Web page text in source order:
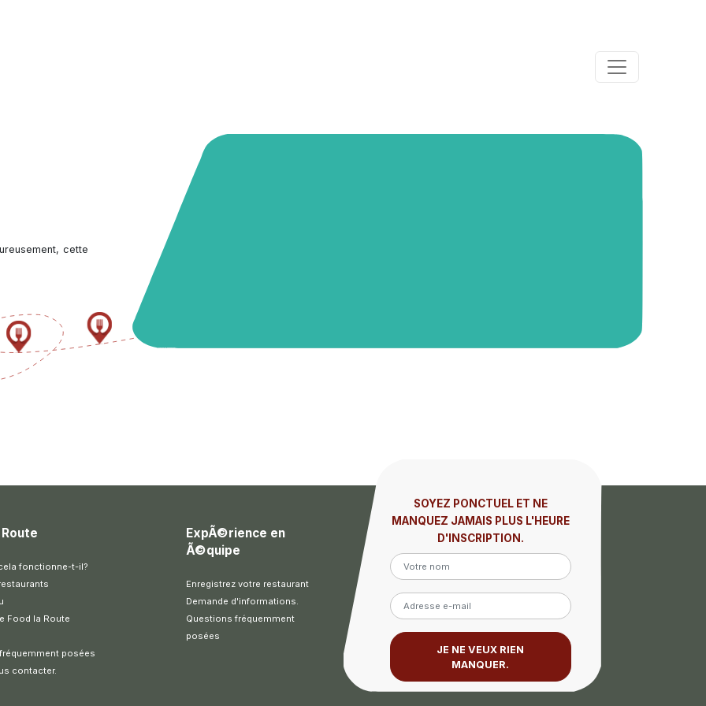
cette
fonctionne-t-il?
Food la Route
posées
contacter.
ExpÃ©rience en
Ã©quipe
Enregistrez votre restaurant
Demande d'informations.
Questions fréquemment
posées
SOYEZ PONCTUEL ET NE
MANQUEZ JAMAIS PLUS L'HEURE
D'INSCRIPTION.
JE NE VEUX RIEN
MANQUER.